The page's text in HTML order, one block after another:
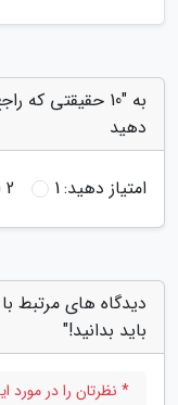
به "10 حقیقتی
دهید
امتیاز دهید:1
2
باید بدانید!"
* نظرتان را در مورد